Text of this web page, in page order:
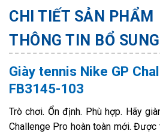
CHI TIẾT SẢN PHẨM
THÔNG TIN BỔ SUNG
Giày tennis Nike GP
FB3145-103
Trò chơi. Ổn định. Phù hợp. Hãy
Challenge Pro hoàn toàn mới.